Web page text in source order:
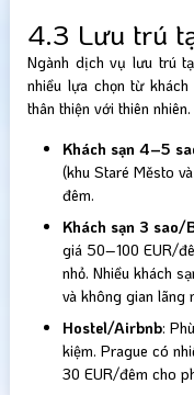
4.3 Lưu trú
Ngành dịch vụ lưu trú
nhiều lựa chọn từ
thân thiện với thiên nhiên.
Khách sạn 4–5
(khu Staré Město
đêm.
Khách sạn 3 sao/
giá 50–100 EUR/
nhỏ. Nhiều khách
và không gian lãng
Hostel/Airbnb:
kiệm. Prague có
30 EUR/đêm cho